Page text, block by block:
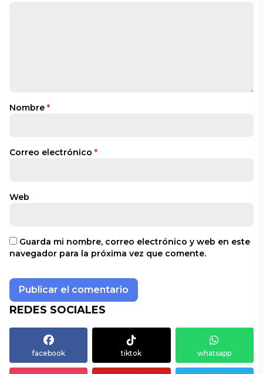
Nombre *
Correo electrónico *
Web
Guarda mi nombre, correo electrónico y web en este
navegador para la próxima vez que comente.
REDES SOCIALES
facebook tiktok whatsapp